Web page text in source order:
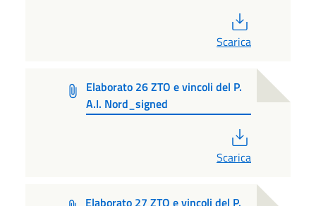
Scarica
Elaborato 26 ZTO e vincoli del P.
A.I. Nord_signed
Scarica